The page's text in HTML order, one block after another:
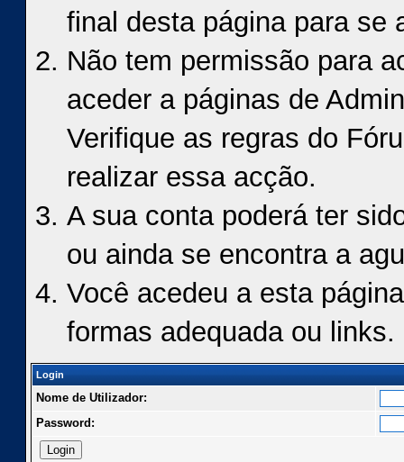
final desta página para se
Não tem permissão para
aceder a páginas de
Verifique as regras do
realizar essa acção.
A sua conta poderá ter
ou ainda se encontra a
Você acedeu a esta
formas adequada ou links.
Login
Nome de Utilizador:
Password: